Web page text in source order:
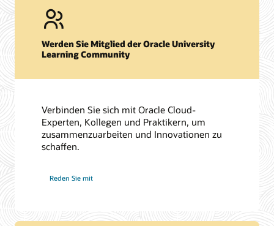
Werden Sie Mitglied der Oracle University
Learning Community
Verbinden Sie sich mit Oracle Cloud-
Experten, Kollegen und Praktikern, um
zusammenzuarbeiten und Innovationen zu
schaffen.
Reden Sie mit